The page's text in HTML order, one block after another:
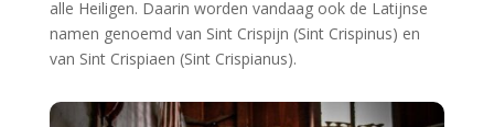
Wat is er allemaal te doen in Archeon:
Van zaterdag 19 t/m zondag 3 november is het
zijn er extra veel leuke activiteiten te beleven en